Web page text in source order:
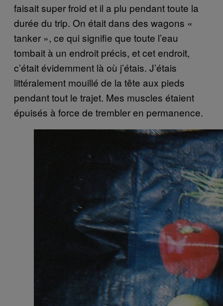
faisait super froid et il a plu pendant toute la
durée du trip. On était dans des wagons «
tanker », ce qui signifie que toute l’eau
tombait à un endroit précis, et cet endroit,
c’était évidemment là où j’étais. J’étais
littéralement mouillé de la tête aux pieds
pendant tout le trajet. Mes muscles étaient
épuisés à force de trembler en permanence.